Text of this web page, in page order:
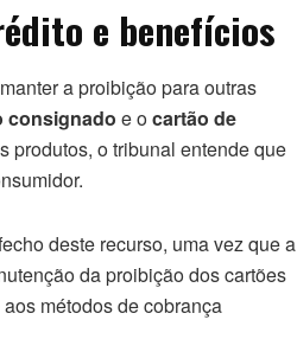
e benefícios
a proibição para outras
consignado e ocartão de
produtos, o tribunal entende que
deste recurso, uma vez que a
da proibição dos cartões
métodos de cobrança